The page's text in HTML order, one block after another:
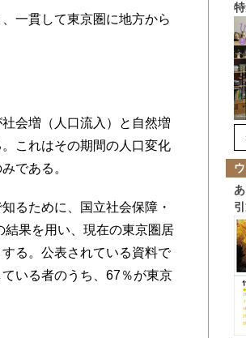
一貫して東京圏に地方から
会増（人口流入）と自然増
これはその期間の人口変化
である。
るために、国立社会保障・
結果を用い、現在の東京圏居
る。公表されている資料で
いる者のうち、67％が東京